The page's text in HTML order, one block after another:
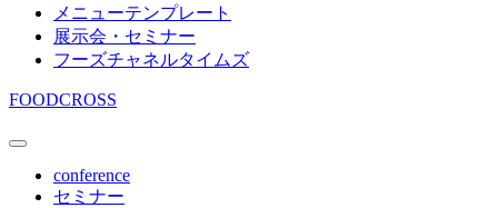
メニューテンプレート
展示会・セミナー
フーズチャネルタイムズ
FOODCROSS
conference
セミナー